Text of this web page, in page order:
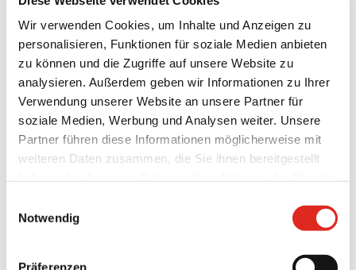
Wir verwenden Cookies, um Inhalte und Anzeigen zu
personalisieren, Funktionen für soziale Medien anbieten
zu können und die Zugriffe auf unsere Website zu
analysieren. Außerdem geben wir Informationen zu Ihrer
Verwendung unserer Website an unsere Partner für
soziale Medien, Werbung und Analysen weiter. Unsere
Partner führen diese Informationen möglicherweise mit
weiteren Daten zusammen, die Sie ihnen bereitgestellt
Datenschutz
Notwendig
Präferenzen
robuste Mobilkommunikation zu nutzen.
Die Zusammenführung wird sich darauf
konzentrieren, die Stärken beider Unternehmen
zu bündeln und gleichzeitig den
personalisierten Serviceansatz beizubehalten,
der Exloc Instruments UK auf dem Markt
erfolgreich gemacht hat. Kunden können sich
kontinuierliches Engagement für die Erfüllung